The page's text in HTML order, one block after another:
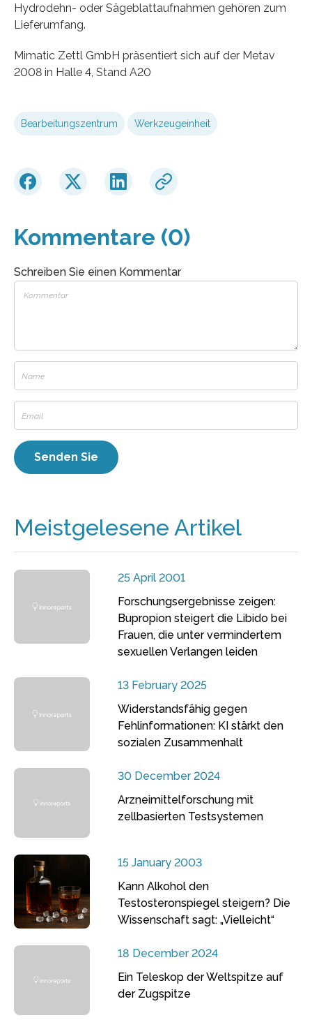
Hydrodehn- oder Sägeblattaufnahmen gehören zum
Lieferumfang.
Mimatic Zettl GmbH präsentiert sich auf der Metav
2008 in Halle 4, Stand A20
Bearbeitungszentrum Werkzeugeinheit
Kommentare (0)
Schreiben Sie einen Kommentar
Meistgelesene Artikel
25 April 2001
Forschungsergebnisse zeigen:
Bupropion steigert die Libido bei
Frauen, die unter vermindertem
sexuellen Verlangen leiden
13 February 2025
Widerstandsfähig gegen
Fehlinformationen: KI stärkt den
sozialen Zusammenhalt
30 December 2024
Arzneimittelforschung mit
zellbasierten Testsystemen
15 January 2003
Kann Alkohol den
Testosteronspiegel steigern? Die
Wissenschaft sagt: „Vielleicht“
18 December 2024
Ein Teleskop der Weltspitze auf
der Zugspitze